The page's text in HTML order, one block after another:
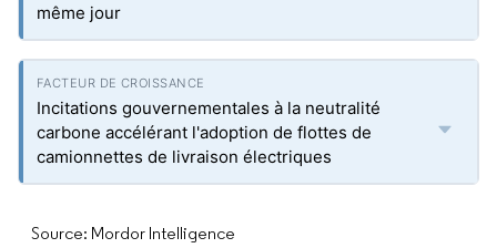
même jour
Incitations gouvernementales à la neutralité
carbone accélérant l'adoption de flottes de
camionnettes de livraison électriques
Source: Mordor Intelligence